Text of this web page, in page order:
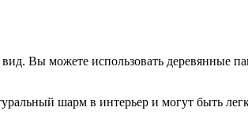
Вы можете использовать деревянные
шарм в интерьер и могут быть